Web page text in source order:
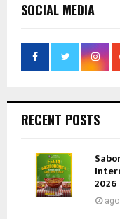
SOCIAL MEDIA
RECENT POSTS
2026